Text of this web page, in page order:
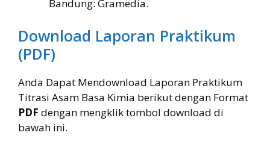
Bandung: Gramedia.
Download Laporan Praktikum
(PDF)
Anda Dapat Mendownload Laporan Praktikum
Titrasi Asam Basa Kimia berikut dengan Format
PDF dengan mengklik tombol download di
bawah ini.